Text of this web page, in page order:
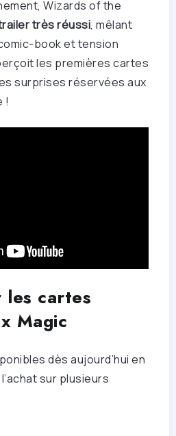
Wizards of the
très réussi, mêlant
book et tension
les premières cartes
surprises réservées aux
!
les cartes
Magic
dès aujourd’hui en
sur plusieurs